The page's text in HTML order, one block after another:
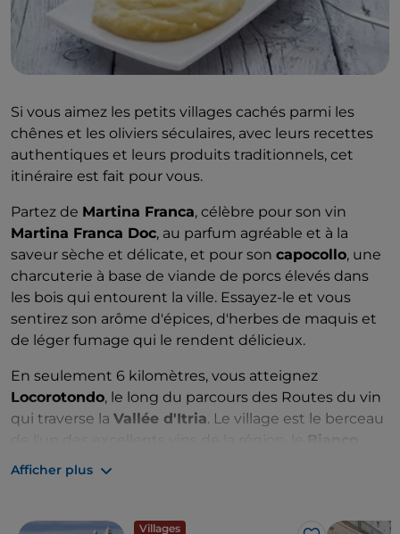
Si vous aimez les petits villages cachés parmi les
chênes et les oliviers séculaires, avec leurs recettes
authentiques et leurs produits traditionnels, cet
itinéraire est fait pour vous.
Partez de Martina Franca, célèbre pour son vin
Martina Franca Doc, au parfum agréable et à la
saveur sèche et délicate, et pour son capocollo, une
charcuterie à base de viande de porcs élevés dans
les bois qui entourent la ville. Essayez-le et vous
sentirez son arôme d'épices, d'herbes de maquis et
de léger fumage qui le rendent délicieux.
En seulement 6 kilomètres, vous atteignez
Locorotondo, le long du parcours des Routes du vin
qui traverse la Vallée d'Itria. Le village est le berceau
Bianco
Locorotondo AOC
Afficher plus
Villages